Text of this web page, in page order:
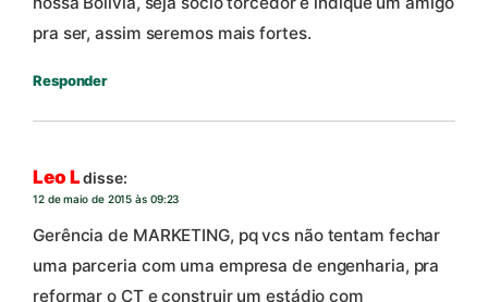
pra ser, assim seremos mais fortes.
Responder
Leo Ldisse:
12 de maio de 2015 às 09:23
Gerência de MARKETING, pq vcs não tentam fechar
uma parceria com uma empresa de engenharia, pra
reformar o CT e construir um estádio com